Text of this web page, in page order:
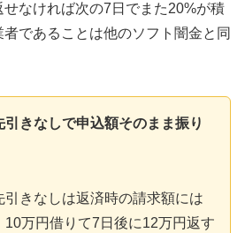
なければ次の7日でまた20%が積
であることは他のソフト闇金と同
引きなしで申込額そのまま振り
引きなしは返済時の請求額には
万円借りて7日後に12万円返す